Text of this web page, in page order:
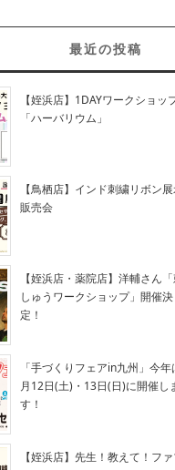
最近の投稿
【姪浜店】1DAYワークショッ
「ハーバリウム」
【鳥栖店】インド刺繍リボン
販売会
【姪浜店・薬院店】洋輔さん
しゅうワークショップ」開催決
定！
「手づくりフェアin九州」今年
月12日(土)・13日(日)に開催し
す！
【姪浜店】先生！教えて！フ